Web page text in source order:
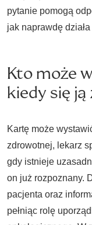
pytanie pomogą
jak naprawdę działa
Kto może
kiedy się ją
Kartę może
zdrowotnej, lekarz
gdy istnieje
on już rozpoznany.
pacjenta oraz
pełniąc rolę